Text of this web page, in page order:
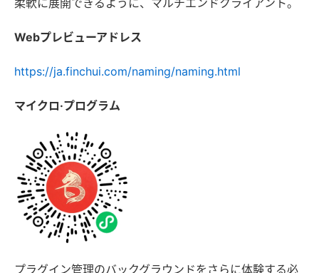
Webプレビューアドレス
https://ja.finchui.com/naming/naming.html
マイクロ·プログラム
プラグイン管理のバックグラウンドをさらに体験する必